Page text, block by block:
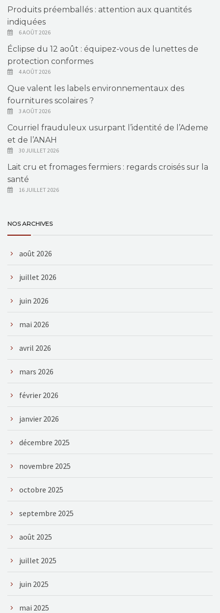
Produits préemballés : attention aux quantités
indiquées
6 AOÛT 2026
Éclipse du 12 août : équipez-vous de lunettes de
protection conformes
4 AOÛT 2026
Que valent les labels environnementaux des
fournitures scolaires ?
3 AOÛT 2026
Courriel frauduleux usurpant l’identité de l’Ademe
et de l’ANAH
30 JUILLET 2026
Lait cru et fromages fermiers : regards croisés sur la
santé
16 JUILLET 2026
NOS ARCHIVES
août 2026
juillet 2026
juin 2026
mai 2026
avril 2026
mars 2026
février 2026
janvier 2026
décembre 2025
novembre 2025
octobre 2025
septembre 2025
août 2025
juillet 2025
juin 2025
mai 2025